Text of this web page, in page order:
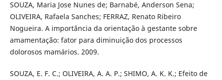
SOUZA, Maria Jose Nunes de; Barnabé, Anderson Sena;
OLIVEIRA, Rafaela Sanches; FERRAZ, Renato Ribeiro
Nogueira. A importância da orientação à gestante sobre
amamentação: fator para diminuição dos processos
dolorosos mamários. 2009.
SOUZA, E. F. C.; OLIVEIRA, A. A. P.; SHIMO, A. K. K.; Efeito de